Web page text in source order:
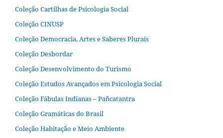
Coleção Cartilhas de Psicologia Social
Coleção CINUSP
Coleção Democracia, Artes e Saberes Plurais
Coleção Desbordar
Coleção Desenvolvimento do Turismo
Coleção Estudos Avançados em Psicologia Social
Coleção Fábulas Indianas – Pañcatantra
Coleção Gramáticas do Brasil
Coleção Habitação e Meio Ambiente